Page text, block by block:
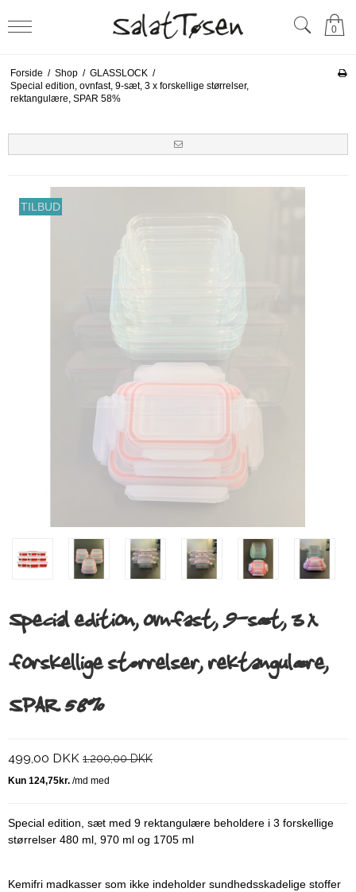
0
Forside / Shop / GLASSLOCK /
Special edition, ovnfast, 9-sæt, 3 x forskellige størrelser,
rektangulære, SPAR 58%
TILBUD
Special edition, ovnfast, 9-sæt, 3 x
forskellige størrelser, rektangulære,
SPAR 58%
499,00 DKK 1.200,00 DKK
Special edition, sæt med 9 rektangulære beholdere i 3 forskellige
størrelser 480 ml, 970 ml og 1705 ml
Kemifri madkasser som ikke indeholder sundhedsskadelige stoffer